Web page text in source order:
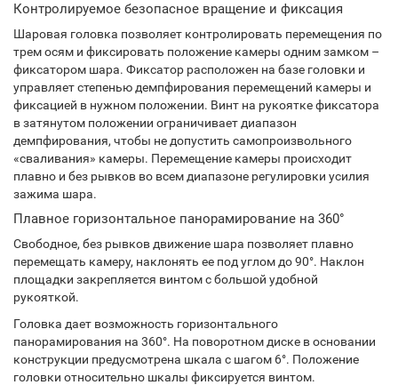
Контролируемое безопасное вращение и фиксация
Шаровая головка позволяет контролировать перемещения по
трем осям и фиксировать положение камеры одним замком –
фиксатором шара. Фиксатор расположен на базе головки и
управляет степенью демпфирования перемещений камеры и
фиксацией в нужном положении. Винт на рукоятке фиксатора
в затянутом положении ограничивает диапазон
демпфирования, чтобы не допустить самопроизвольного
«сваливания» камеры. Перемещение камеры происходит
плавно и без рывков во всем диапазоне регулировки усилия
зажима шара.
Плавное горизонтальное панорамирование на 360°
Свободное, без рывков движение шара позволяет плавно
перемещать камеру, наклонять ее под углом до 90°. Наклон
площадки закрепляется винтом с большой удобной
рукояткой.
Головка дает возможность горизонтального
панорамирования на 360°. На поворотном диске в основании
конструкции предусмотрена шкала с шагом 6°. Положение
головки относительно шкалы фиксируется винтом.